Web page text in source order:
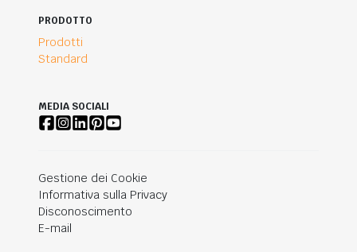
PRODOTTO
Prodotti
Standard
MEDIA SOCIALI
Gestione dei Cookie
Informativa sulla Privacy
Disconoscimento
E-mail